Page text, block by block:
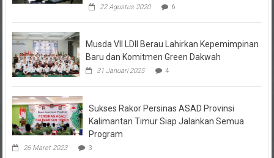
22 Agustus 2020 6
Musda VII LDII Berau Lahirkan Kepemimpinan
Baru dan Komitmen Green Dakwah
31 Januari 2025 4
Sukses Rakor Persinas ASAD Provinsi
Kalimantan Timur Siap Jalankan Semua
Program
26 Maret 2023 3